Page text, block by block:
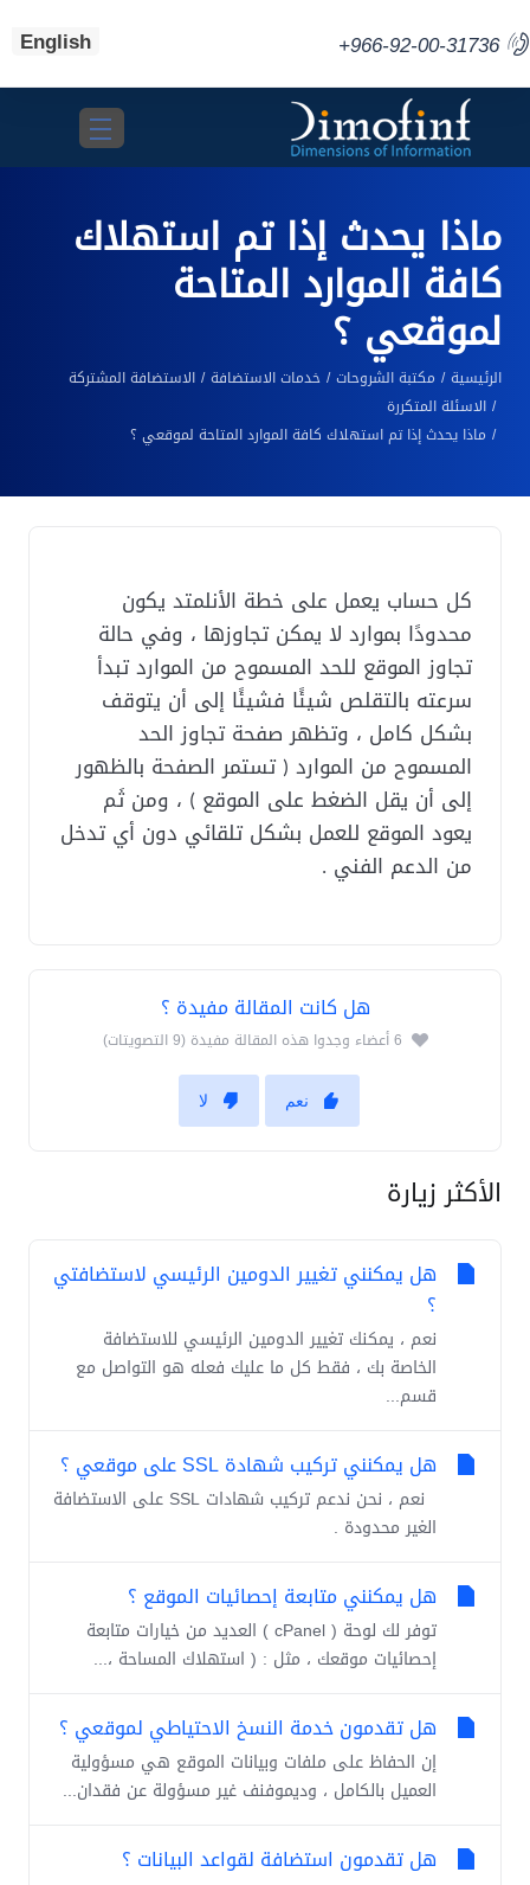
+966-92-00-31736
English
Toggle navigation
ماذا يحدث إذا تم استهلاك
كافة الموارد المتاحة
لموقعي ؟
الرئيسية مكتبة الشروحات خدمات الاستضافة الاستضافة المشتركة
الاسئلة المتكررة
ماذا يحدث إذا تم استهلاك كافة الموارد المتاحة لموقعي ؟
كل حساب يعمل على خطة الأنلمتد يكون
محدودًا بموارد لا يمكن تجاوزها ، وفي حالة
تجاوز الموقع للحد المسموح من الموارد تبدأ
سرعته بالتقلص شيئًا فشيئًا إلى أن يتوقف
بشكل كامل ، وتظهر صفحة تجاوز الحد
المسموح من الموارد ( تستمر الصفحة بالظهور
إلى أن يقل الضغط على الموقع ) ، ومن ثَم
يعود الموقع للعمل بشكل تلقائي دون أي تدخل
من الدعم الفني .
هل كانت المقالة مفيدة ؟
6 أعضاء وجدوا هذه المقالة مفيدة (9 التصويتات)
نعم لا
الأكثر زيارة
هل يمكنني تغيير الدومين الرئيسي لاستضافتي
؟
نعم ، يمكنك تغيير الدومين الرئيسي للاستضافة
الخاصة بك ، فقط كل ما عليك فعله هو التواصل مع
قسم...
هل يمكنني تركيب شهادة SSL على موقعي ؟
نعم ، نحن ندعم تركيب شهادات SSL على الاستضافة
الغير محدودة .
هل يمكنني متابعة إحصائيات الموقع ؟
توفر لك لوحة ( cPanel ) العديد من خيارات متابعة
إحصائيات موقعك ، مثل : ( استهلاك المساحة ،...
هل تقدمون خدمة النسخ الاحتياطي لموقعي ؟
إن الحفاظ على ملفات وبيانات الموقع هي مسؤولية
العميل بالكامل ، وديموفنف غير مسؤولة عن فقدان...
هل تقدمون استضافة لقواعد البيانات ؟